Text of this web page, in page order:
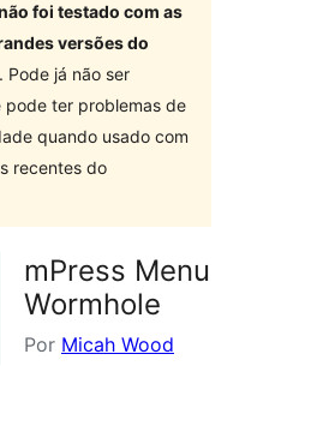
foi testado com as
versões do
. Pode já não ser
pode ter problemas de
quando usado com
recentes do
mPress Menu
Wormhole
Por Micah Wood